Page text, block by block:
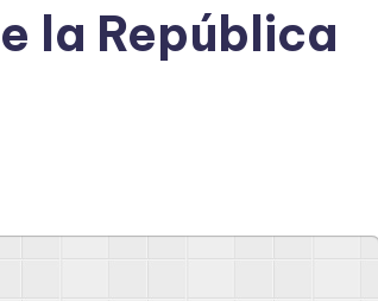
la República